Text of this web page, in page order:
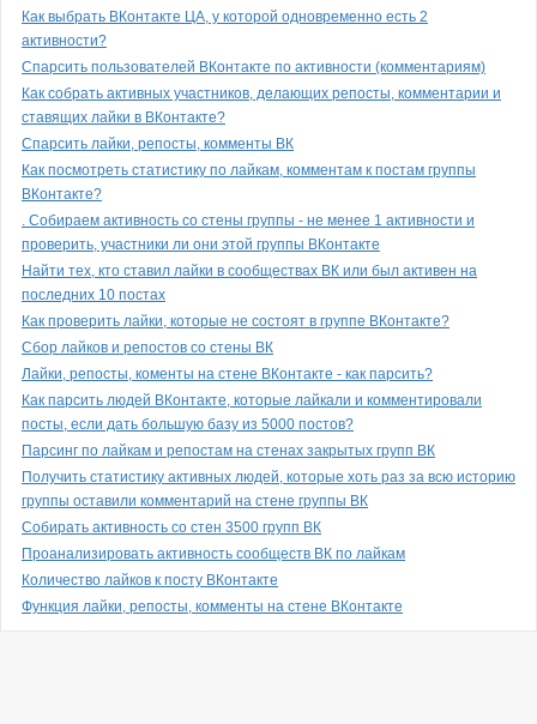
Как выбрать ВКонтакте ЦА, у которой одновременно есть 2
активности?
Спарсить пользователей ВКонтакте по активности (комментариям)
Как собрать активных участников, делающих репосты, комментарии и
ставящих лайки в ВКонтакте?
Спарсить лайки, репосты, комменты ВК
Как посмотреть статистику по лайкам, комментам к постам группы
ВКонтакте?
. Собираем активность со стены группы - не менее 1 активности и
проверить, участники ли они этой группы ВКонтакте
Найти тех, кто ставил лайки в сообществах ВК или был активен на
последних 10 постах
Как проверить лайки, которые не состоят в группе ВКонтакте?
Сбор лайков и репостов со стены ВК
Лайки, репосты, коменты на стене ВКонтакте - как парсить?
Как парсить людей ВКонтакте, которые лайкали и комментировали
посты, если дать большую базу из 5000 постов?
Парсинг по лайкам и репостам на стенах закрытых групп ВК
Получить статистику активных людей, которые хоть раз за всю историю
группы оставили комментарий на стене группы ВК
Собирать активность со стен 3500 групп ВК
Проанализировать активность сообществ ВК по лайкам
Количество лайков к посту ВКонтакте
Функция лайки, репосты, комменты на стене ВКонтакте